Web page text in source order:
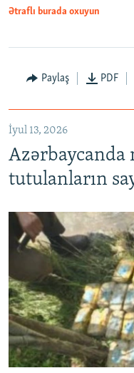
Ətraflı burada oxuyun
Paylaş PDF
İyul 13, 2026
tutulanların